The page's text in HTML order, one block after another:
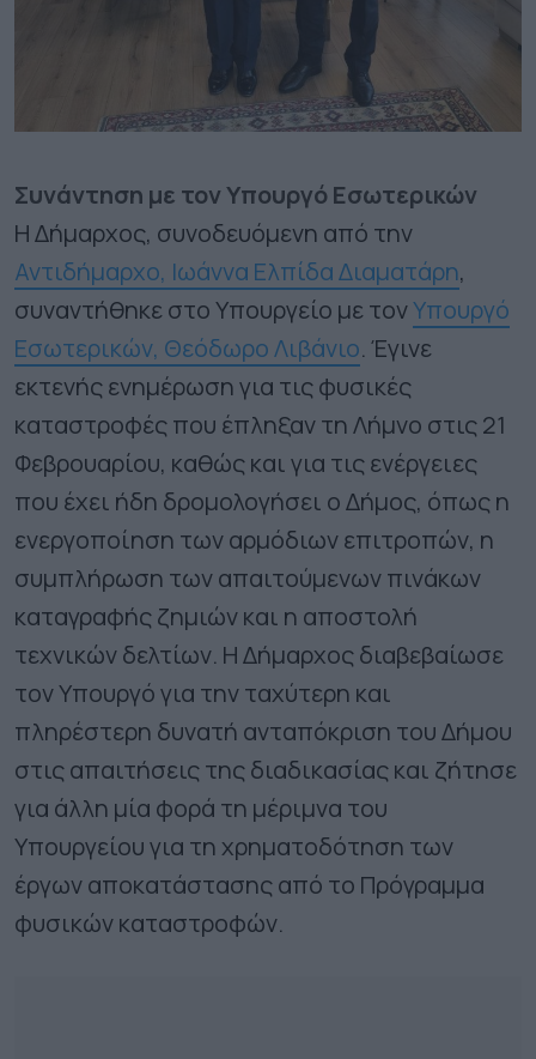
Συνάντηση με τον Υπουργό Εσωτερικών
Η Δήμαρχος, συνοδευόμενη από την
Αντιδήμαρχο, Ιωάννα Ελπίδα Διαματάρη,
συναντήθηκε στο Υπουργείο με τονΥπουργό
Εσωτερικών, Θεόδωρο Λιβάνιο. Έγινε
εκτενής ενημέρωση για τις φυσικές
καταστροφές που έπληξαν τη Λήμνο στις 21
Φεβρουαρίου, καθώς και για τις ενέργειες
που έχει ήδη δρομολογήσει ο Δήμος, όπως η
ενεργοποίηση των αρμόδιων επιτροπών, η
συμπλήρωση των απαιτούμενων πινάκων
καταγραφής ζημιών και η αποστολή
τεχνικών δελτίων. Η Δήμαρχος διαβεβαίωσε
τον Υπουργό για την ταχύτερη και
πληρέστερη δυνατή ανταπόκριση του Δήμου
στις απαιτήσεις της διαδικασίας και ζήτησε
για άλλη μία φορά τη μέριμνα του
Υπουργείου για τη χρηματοδότηση των
έργων αποκατάστασης από το Πρόγραμμα
φυσικών καταστροφών.